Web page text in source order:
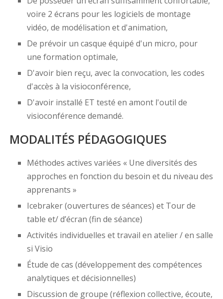
voire 2 écrans pour les logiciels de montage
vidéo, de modélisation et d'animation,
De prévoir un casque équipé d'un micro, pour
une formation optimale,
D'avoir bien reçu, avec la convocation, les codes
d'accès à la visioconférence,
D'avoir installé ET testé en amont l'outil de
visioconférence demandé.
MODALITÉS PÉDAGOGIQUES
Méthodes actives variées « Une diversités des
approches en fonction du besoin et du niveau des
apprenants »
Icebraker (ouvertures de séances) et Tour de
table et/ d’écran (fin de séance)
Activités individuelles et travail en atelier / en salle
si Visio
Étude de cas (développement des compétences
analytiques et décisionnelles)
Discussion de groupe (réflexion collective, écoute,